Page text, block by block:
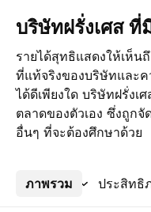
บริษัทฝรั่งเศส
รายได้สุทธิแสดงให้เห็น
ที่แท้จริงของบริษัทและ
ได้ดีเพียงใด บริษัทฝรั่งเ
ตลาดของตัวเอง ซึ่งถูก
อื่นๆ ที่จะต้องศึกษาด้วย
ภาพรวม ประสิทธิ
เพิ่มเติม